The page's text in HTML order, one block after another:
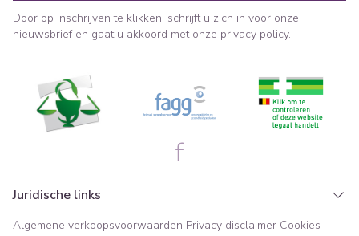
Door op inschrijven te klikken, schrijft u zich in voor onze
nieuwsbrief en gaat u akkoord met onze privacy policy.
Juridische links
Algemene verkoopsvoorwaarden Privacy disclaimer Cookies